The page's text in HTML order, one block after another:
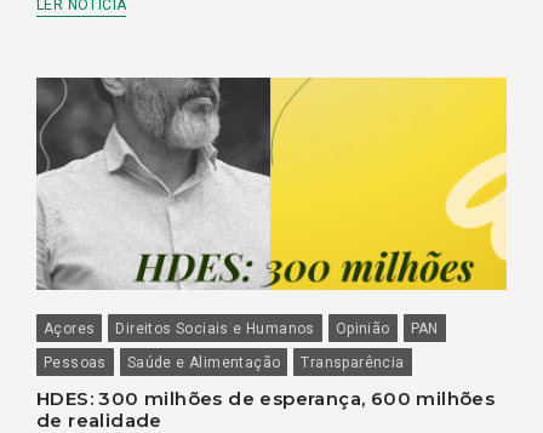
LER NOTÍCIA
Açores Direitos Sociais e Humanos Opinião
PAN
Pessoas
Saúde e Alimentação Transparência
HDES: 300 milhões de esperança, 600 milhões
de realidade